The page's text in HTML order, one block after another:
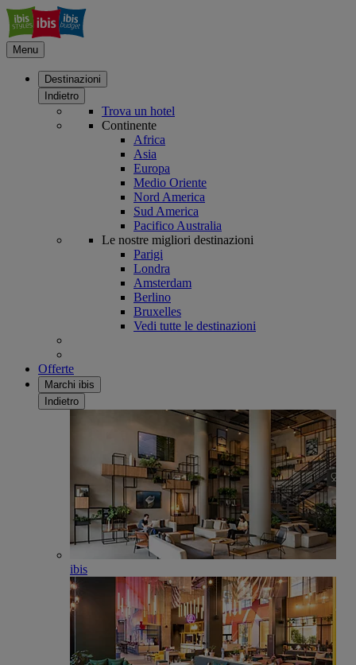
Menu
Destinazioni
Indietro
Trova un hotel
Continente
Africa
Asia
Europa
Medio Oriente
Nord America
Sud America
Pacifico Australia
Le nostre migliori destinazioni
Parigi
Londra
Amsterdam
Berlino
Bruxelles
Vedi tutte le destinazioni
Offerte
Marchi ibis
Indietro
ibis